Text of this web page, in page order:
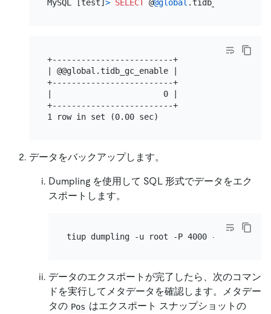
MySQL [test] > SELECT @@global
+-------------------------+
| @@global.tidb_gc_enable |
+-------------------------+
|                       0 |
+-------------------------+
データをバックアップします。
Dumpling を使用して SQL 形式でデータをエク
スポートします。
データのエクスポートが完了したら、次のコマン
ドを実行してメタデータを確認します。メタデー
タの Pos はエクスポート スナップショットの